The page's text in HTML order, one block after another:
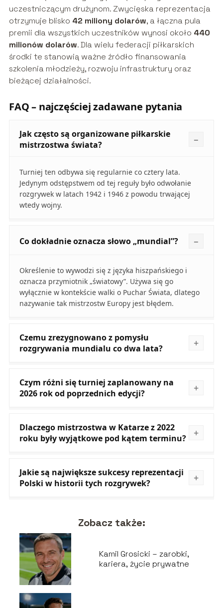
uczestniczącym drużynom. Zwycięska reprezentacja
otrzymuje blisko 42 miliony dolarów, a łączna pula
premii dla wszystkich uczestników wynosi około 440
milionów dolarów. Dla wielu federacji piłkarskich
środki te stanowią ważne źródło finansowania
szkolenia młodzieży, rozwoju infrastruktury oraz
bieżącej działalności.
FAQ – najczęściej zadawane pytania
Jak często są organizowane piłkarskie
mistrzostwa świata?
Turniej ten odbywa się regularnie co cztery lata.
Jedynym odstępstwem od tej reguły było odwołanie
rozgrywek w latach 1942 i 1946 z powodu trwającej
wtedy wojny.
Co dokładnie oznacza słowo „mundial”?
Określenie to wywodzi się z języka hiszpańskiego i
oznacza przymiotnik „światowy”. Używa się go
wyłącznie w kontekście walki o Puchar Świata, dlatego
nazywanie tak mistrzostw Europy jest błędem.
Czemu zrezygnowano z pomysłu
rozgrywania mundialu co dwa lata?
Czym różni się turniej zaplanowany na
2026 rok od poprzednich edycji?
Dlaczego mistrzostwa w Katarze z 2022
roku były wyjątkowe pod kątem terminu?
Jakie są największe sukcesy reprezentacji
Polski w historii tych rozgrywek?
Zobacz także:
Kamil Grosicki – zarobki,
kariera, życie prywatne